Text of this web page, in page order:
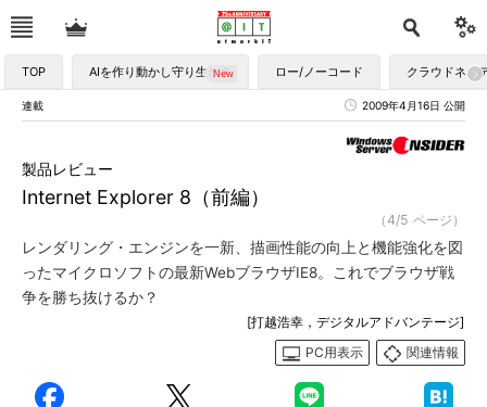
TOP AIを作り動かし守り生かす ロー/ノーコード クラウドネイ
連載 2009年4月16日 公開
Internet Explorer 8（前編）
製品レビュー
（4/5 ページ）
レンダリング・エンジンを一新、描画性能の向上と機能強化を図
ったマイクロソフトの最新WebブラウザIE8。これでブラウザ戦
争を勝ち抜けるか？
[打越浩幸，デジタルアドバンテージ]
PC用表示
関連情報